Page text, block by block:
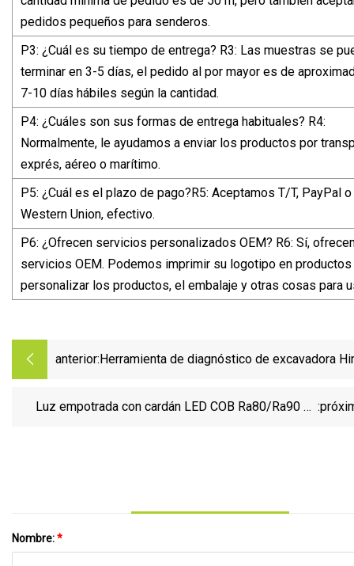
pedidos pequeños para senderos.
P3: ¿Cuál es su tiempo de entrega? R3: Las muestras se
terminar en 3-5 días, el pedido al por mayor es de
7-10 días hábiles según la cantidad.
P4: ¿Cuáles son sus formas de entrega habituales? R4:
Normalmente, le ayudamos a enviar los productos por
exprés, aéreo o marítimo.
P5: ¿Cuál es el plazo de pago?R5: Aceptamos T/T, PayPal o
Western Union, efectivo.
P6: ¿Ofrecen servicios personalizados OEM? R6: Sí,
servicios OEM. Podemos imprimir su logotipo en productos
personalizar los productos, el embalaje y otras cosas para
anterior: Herramienta de diagnóstico de excavadora
de comunicación Hino 09993
Luz empotrada con cardán LED COB Ra80/Ra90 de
Nombre:*